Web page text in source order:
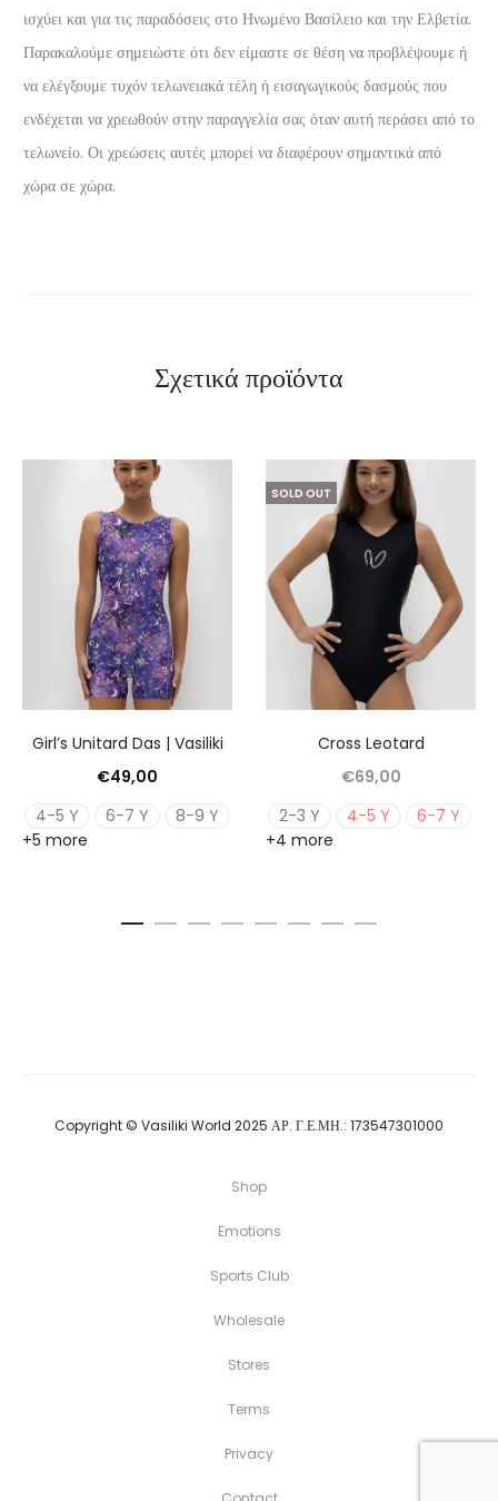
ισχύει και για τις παραδόσεις στο Ηνωμένο Βασίλειο και την Ελβετία.
Παρακαλούμε σημειώστε ότι δεν είμαστε σε θέση να προβλέψουμε ή
να ελέγξουμε τυχόν τελωνειακά τέλη ή εισαγωγικούς δασμούς που
ενδέχεται να χρεωθούν στην παραγγελία σας όταν αυτή περάσει από το
τελωνείο. Οι χρεώσεις αυτές μπορεί να διαφέρουν σημαντικά από
χώρα σε χώρα.
Σχετικά προϊόντα
Girl’s Unitard Das | Vasiliki
€49,00
4-5 Y
6-7 Y
8-9 Y
+5 more
SOLD OUT
Cross Leotard
€69,00
2-3 Y
4-5 Y
6-7 Y
+4 more
Copyright © Vasiliki World 2025 ΑΡ. Γ.Ε.ΜΗ.: 173547301000
Shop
Emotions
Sports Club
Wholesale
Stores
Terms
Privacy